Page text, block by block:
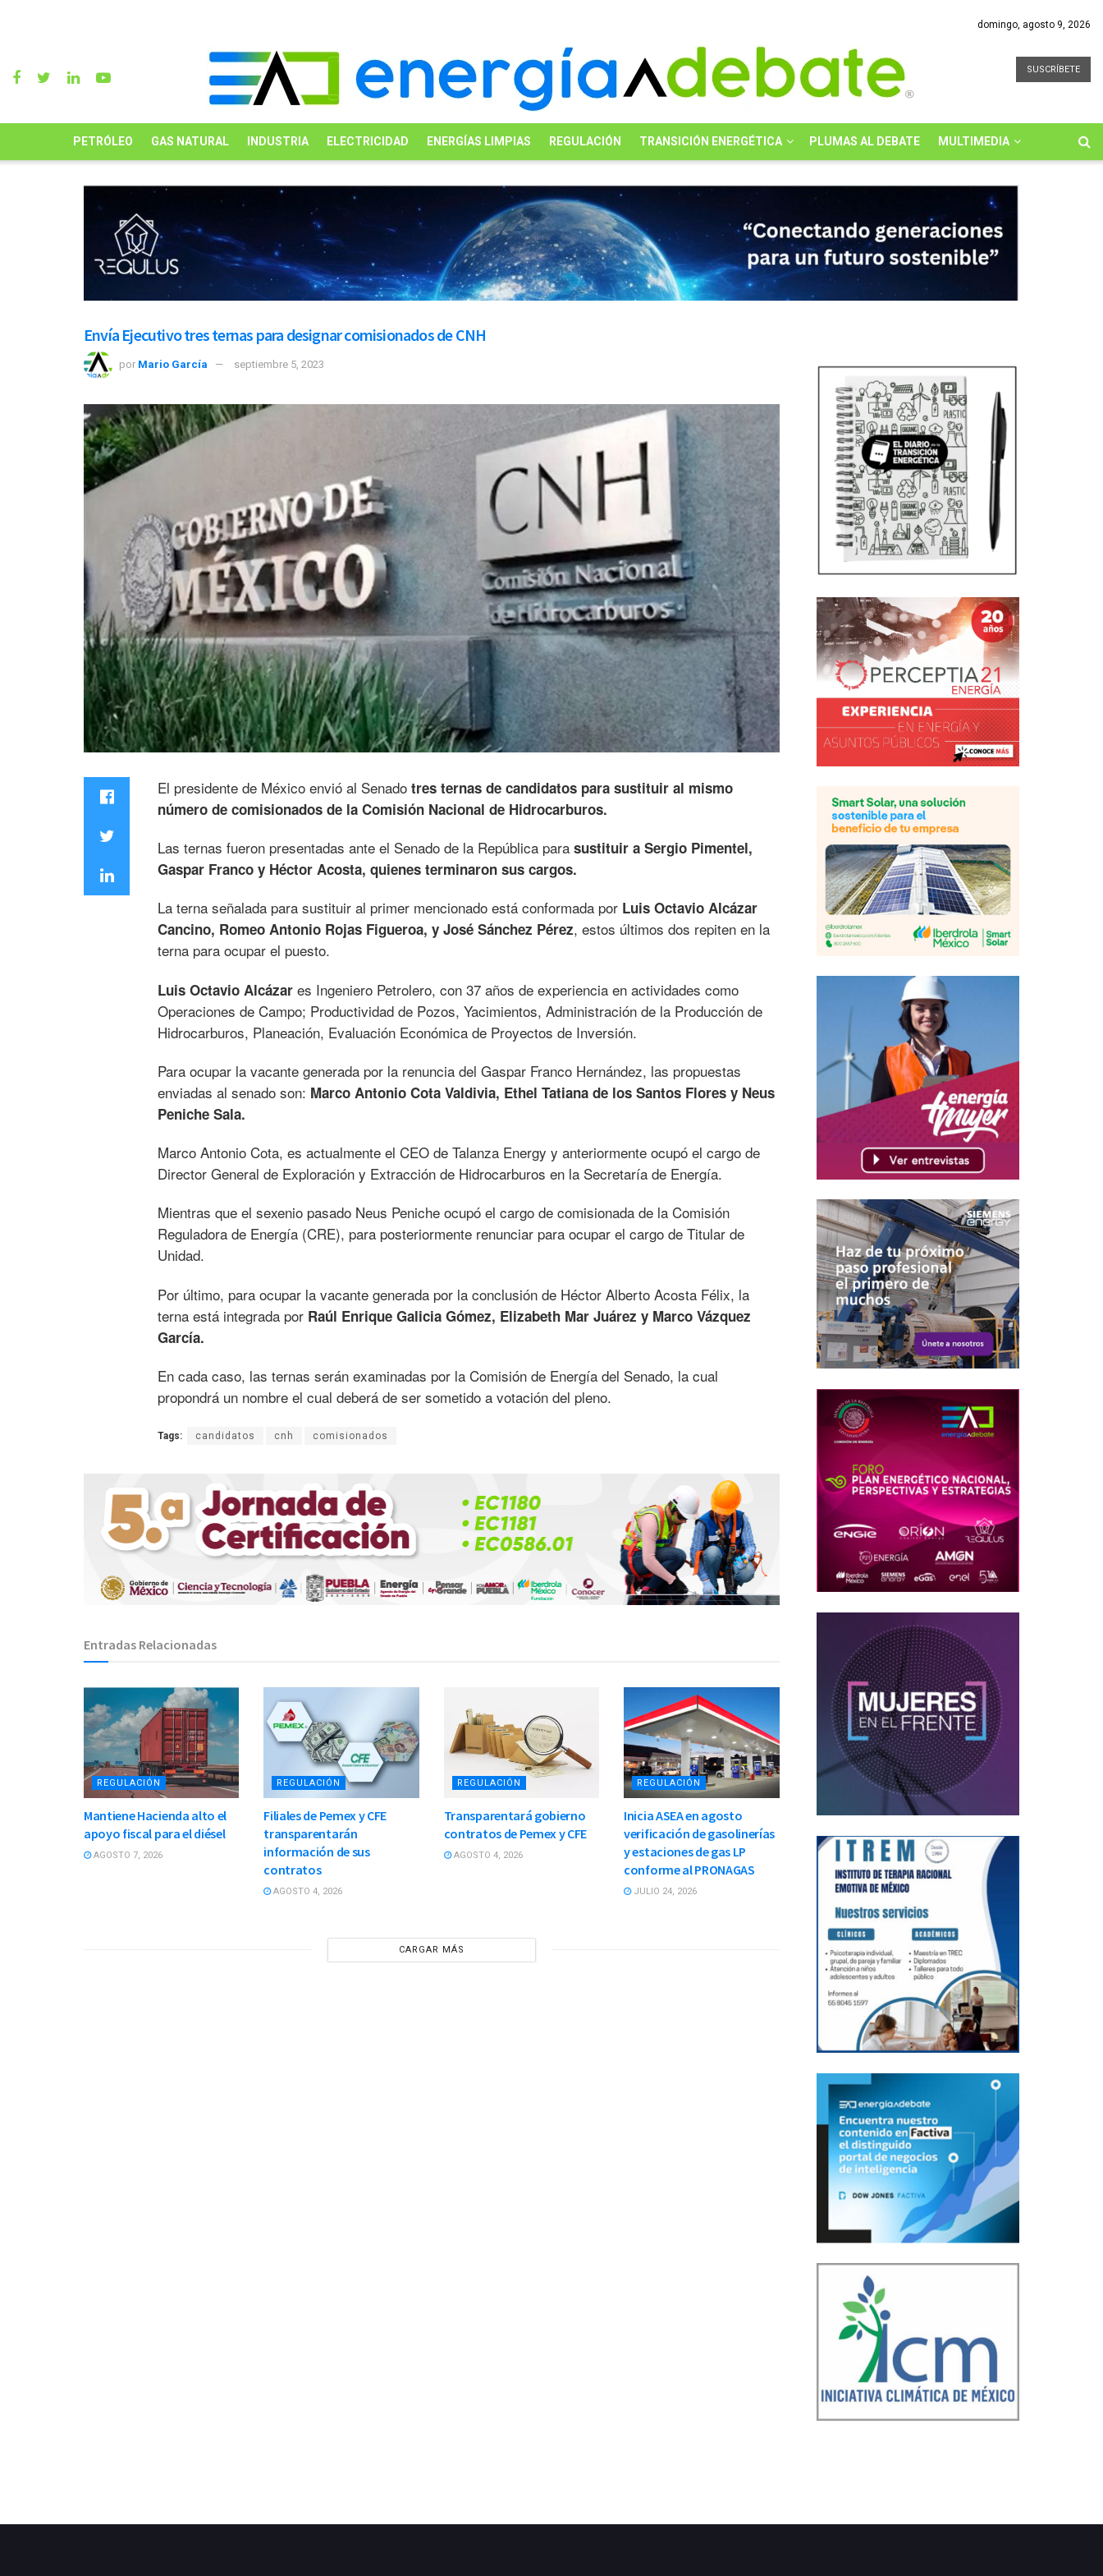
domingo, agosto 9, 2026
SUSCRÍBETE
PETRÓLEO GAS NATURAL INDUSTRIA ELECTRICIDAD ENERGÍAS LIMPIAS REGULACIÓN TRANSICIÓN ENERGÉTICA PLUMAS AL DEBATE MULTIMEDIA
Envía Ejecutivo tres ternas para designar comisionados de CNH
por Mario García septiembre 5, 2023
El presidente de México envió al Senado tres ternas de candidatos para sustituir al mismo
número de comisionados de la Comisión Nacional de Hidrocarburos.
Las ternas fueron presentadas ante el Senado de la República para sustituir a Sergio Pimentel,
Gaspar Franco y Héctor Acosta, quienes terminaron sus cargos.
La terna señalada para sustituir al primer mencionado está conformada por Luis Octavio Alcázar
Cancino, Romeo Antonio Rojas Figueroa, y José Sánchez Pérez, estos últimos dos repiten en la
terna para ocupar el puesto.
Luis Octavio Alcázar es Ingeniero Petrolero, con 37 años de experiencia en actividades como
Operaciones de Campo; Productividad de Pozos, Yacimientos, Administración de la Producción de
Hidrocarburos, Planeación, Evaluación Económica de Proyectos de Inversión.
Para ocupar la vacante generada por la renuncia del Gaspar Franco Hernández, las propuestas
enviadas al senado son: Marco Antonio Cota Valdivia, Ethel Tatiana de los Santos Flores y Neus
Peniche Sala.
Marco Antonio Cota, es actualmente el CEO de Talanza Energy y anteriormente ocupó el cargo de
Director General de Exploración y Extracción de Hidrocarburos en la Secretaría de Energía.
Mientras que el sexenio pasado Neus Peniche ocupó el cargo de comisionada de la Comisión
Reguladora de Energía (CRE), para posteriormente renunciar para ocupar el cargo de Titular de
Unidad.
Por último, para ocupar la vacante generada por la conclusión de Héctor Alberto Acosta Félix, la
terna está integrada por Raúl Enrique Galicia Gómez, Elizabeth Mar Juárez y Marco Vázquez
García.
En cada caso, las ternas serán examinadas por la Comisión de Energía del Senado, la cual
propondrá un nombre el cual deberá de ser sometido a votación del pleno.
Tags: candidatos cnh comisionados
Entradas Relacionadas
REGULACIÓN
Mantiene Hacienda alto el
apoyo fiscal para el diésel
AGOSTO 7, 2026
REGULACIÓN
Filiales de Pemex y CFE
transparentarán
información de sus
contratos
AGOSTO 4, 2026
REGULACIÓN
Transparentará gobierno
contratos de Pemex y CFE
AGOSTO 4, 2026
REGULACIÓN
Inicia ASEA en agosto
verificación de gasolinerías
y estaciones de gas LP
conforme al PRONAGAS
JULIO 24, 2026
CARGAR MÁS